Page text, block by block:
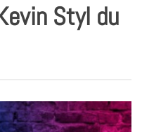
Styl du